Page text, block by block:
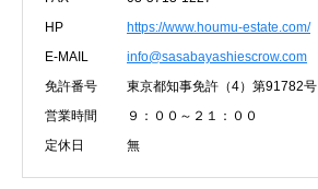
HP
https://www.houmu-estate.com/
E-MAIL
info@sasabayashiescrow.com
免許番号
東京都知事免許（4）第91782号
営業時間
９：００～２１：００
定休日
無